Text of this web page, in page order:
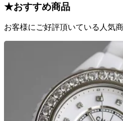
★おすすめ商品
お客様にご好評頂いている人気